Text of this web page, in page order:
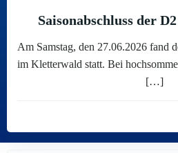
Saisonabschluss der
Am Samstag, den 27.06.2026 fand
im Kletterwald statt. Bei
[…]